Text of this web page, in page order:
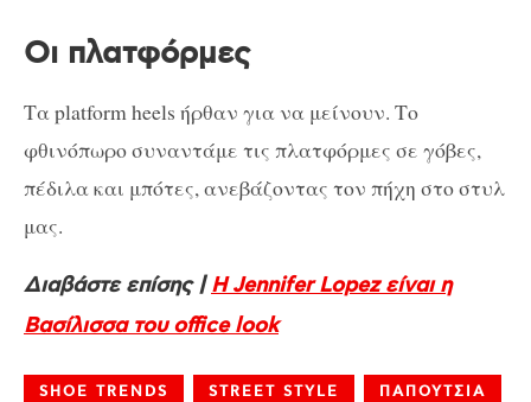
Οι πλατφόρμες
Τα platform heels ήρθαν για να μείνουν. Το
φθινόπωρο συναντάμε τις πλατφόρμες σε γόβες,
πέδιλα και μπότες, ανεβάζοντας τον πήχη στο στυλ
μας.
Διαβάστε επίσης |Η Jennifer Lopez είναι η
Βασίλισσα του office look
SHOE TRENDS STREET STYLE ΠΑΠΟΥΤΣΙΑ